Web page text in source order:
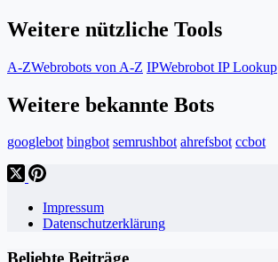
Weitere nützliche Tools
A-ZWebrobots von A-Z IPWebrobot IP Lookup
Weitere bekannte Bots
googlebot bingbot semrushbot ahrefsbot ccbot
Impressum
Datenschutzerklärung
Beliebte Beiträge